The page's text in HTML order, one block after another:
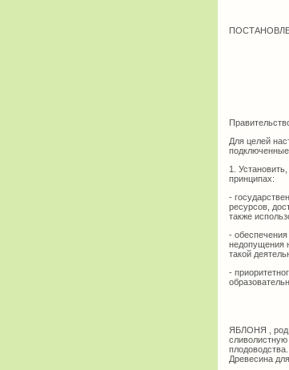
Для целей
1.
принципах:
-
ресурсов,
также
- обеспечения
недопущения
такой
-
ЯБЛОНЯ , род
Древесина